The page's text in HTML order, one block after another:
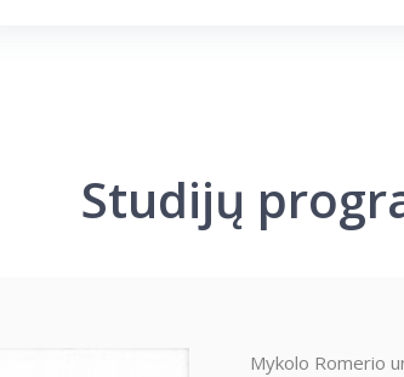
Studijų
Mykolo Romerio